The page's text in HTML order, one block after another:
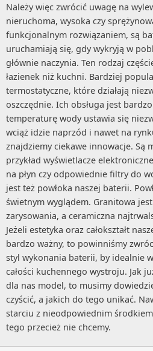
Należy więc zwrócić uwagę na
nieruchoma, wysoka czy
funkcjonalnym rozwiązaniem, są
uruchamiają się, gdy wykryją w
głównie naczynia. Ten rodzaj
łazienek niż kuchni. Bardziej
termostatyczne, które działają
oszczędnie. Ich obsługa jest
temperaturę wody ustawia się
wciąż idzie naprzód i nawet na
znajdziemy ciekawe innowacje. Są
przykład wyświetlacze
na płyn czy odpowiednie filtry do
jest też powłoka naszej baterii.
świetnym wyglądem. Granitowa
zarysowania, a ceramiczna
Jeżeli estetyka oraz całokształt
bardzo ważny, to powinniśmy
styl wykonania baterii, by idealnie
całości kuchennego wystroju. Jak
dla nas model, to musimy
czyścić, a jakich do tego unikać.
starciu z nieodpowiednim
tego przecież nie chcemy.